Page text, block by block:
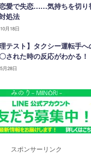
愛で失恋……気持ちを切り
処法
月18日
理テスト】タクシー運転手
された時の反応がわかる！
月28日
スポンサーリンク